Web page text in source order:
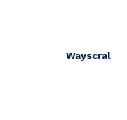
Wayscral